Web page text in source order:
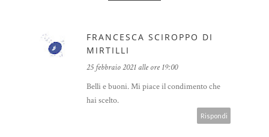
FRANCESCA SCIROPPO DI
MIRTILLI
25 febbraio 2021 alle ore 19:00
Belli e buoni. Mi piace il condimento che
hai scelto.
Rispondi